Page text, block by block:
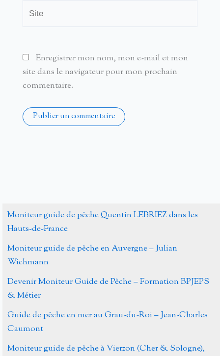
Enregistrer mon nom, mon e-mail et mon
site dans le navigateur pour mon prochain
commentaire.
Moniteur guide de pêche Quentin LEBRIEZ dans les
Hauts-de-France
Moniteur guide de pêche en Auvergne – Julian
Wichmann
Devenir Moniteur Guide de Pêche – Formation BPJEPS
& Métier
Guide de pêche en mer au Grau-du-Roi – Jean-Charles
Caumont
Moniteur guide de pêche à Vierzon (Cher & Sologne),